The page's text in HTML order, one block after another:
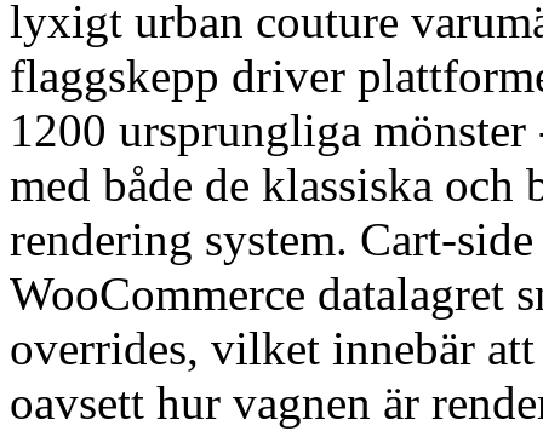
lyxigt urban couture
flaggskepp driver
1200 ursprungliga
med både de klassiska och
rendering system. Cart-
WooCommerce datalagret
overrides, vilket innebär
oavsett hur vagnen är